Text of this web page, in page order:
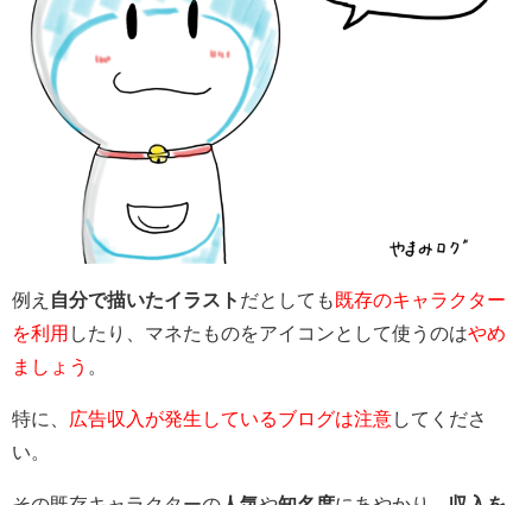
例え 自分で描いたイラスト だとしても 既存のキャラクター
を利用 したり、マネたものをアイコンとして使うのはやめ
ましょう
特に、 広告収入が発生しているブログは注意してくださ
い。